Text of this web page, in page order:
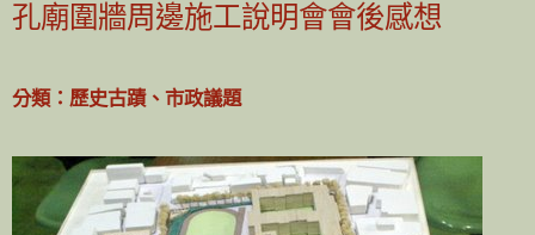
孔廟圍牆周邊施工說明會會後感想
分類：歷史古蹟、市政議題